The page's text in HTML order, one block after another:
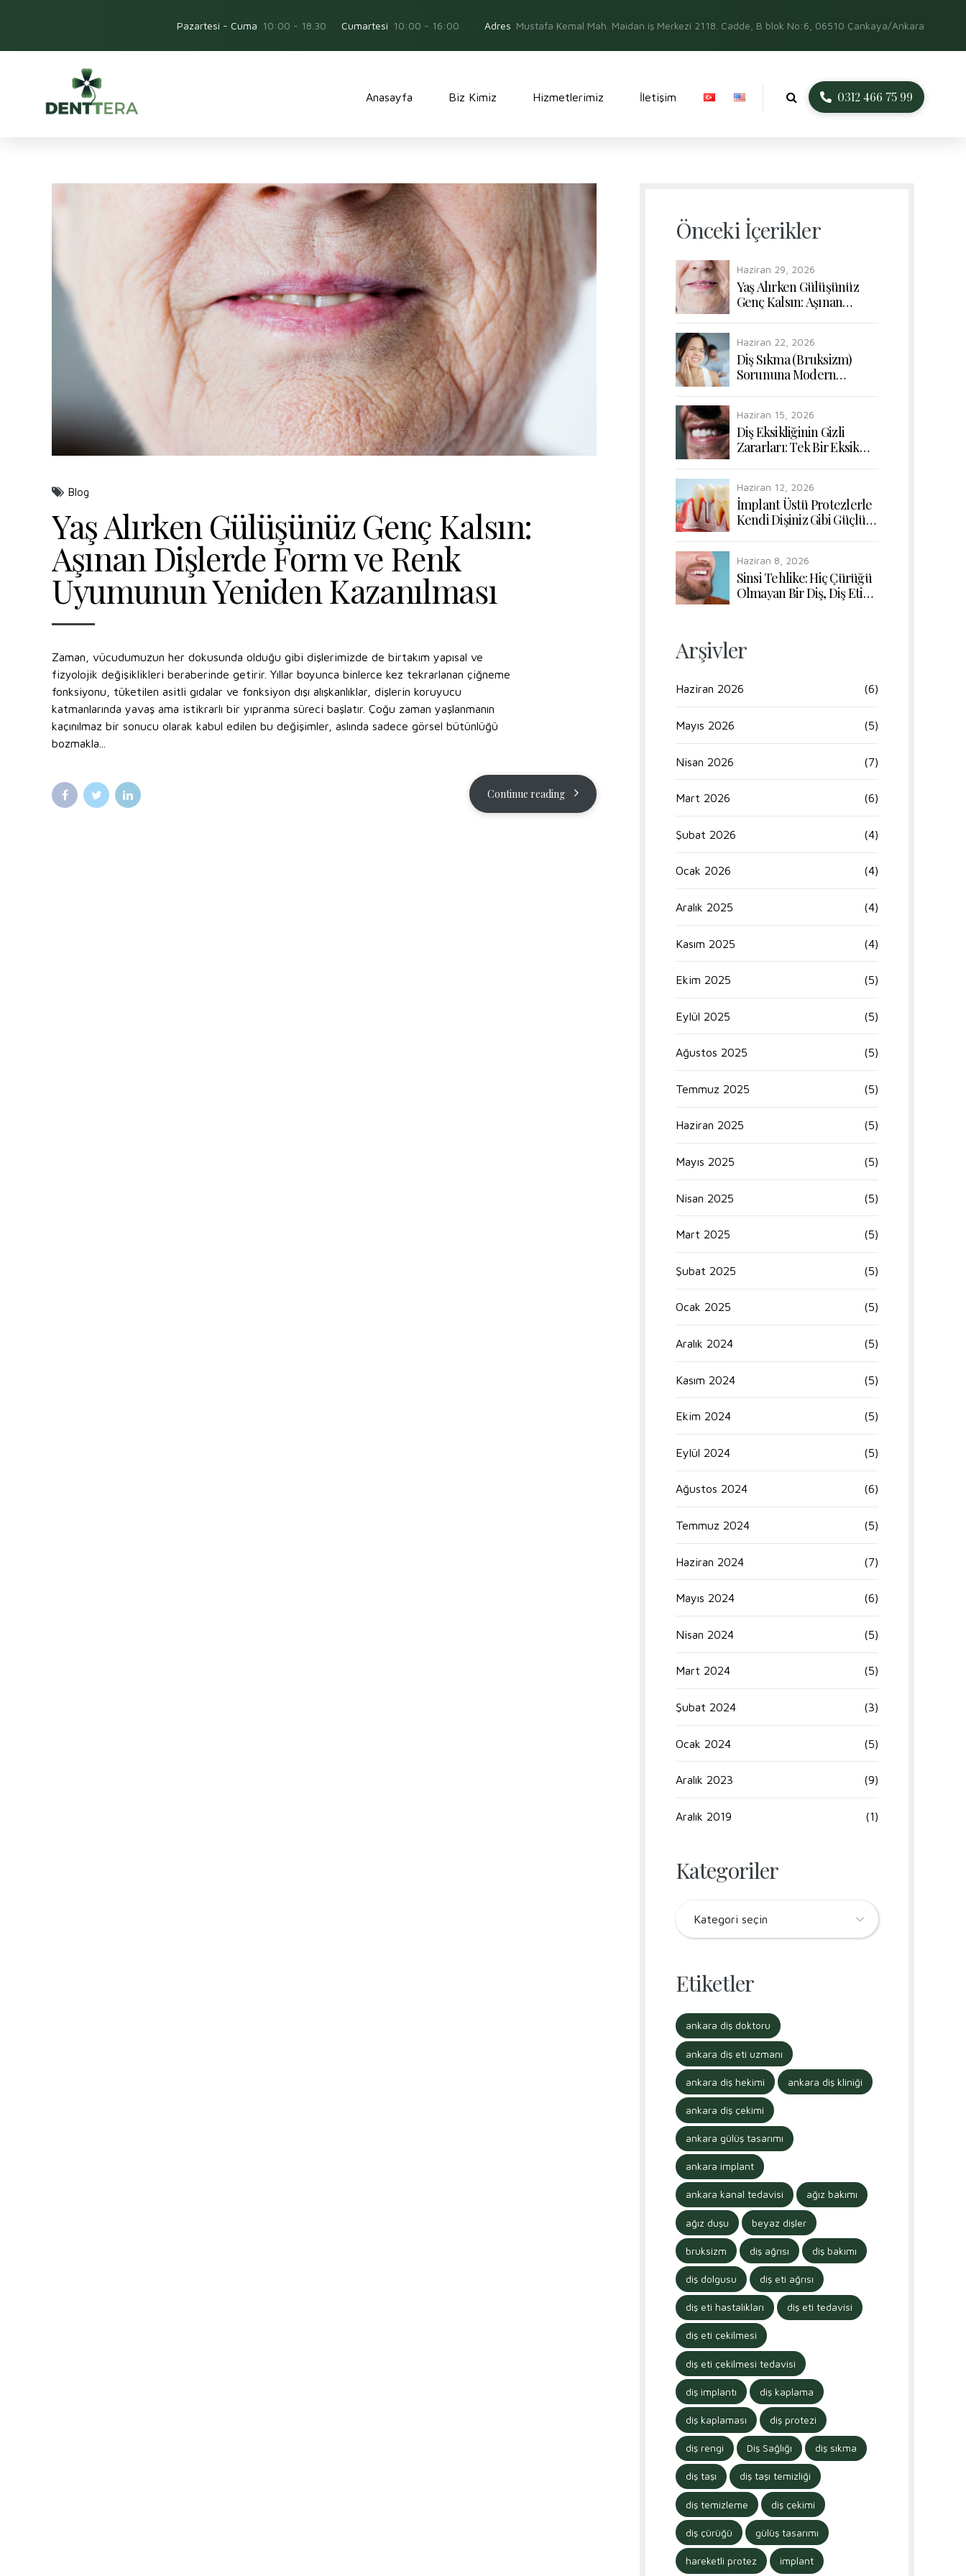
Pazartesi - Cuma 10:00 - 18.30 Cumartesi 10:00 - 16:00 Adres Mustafa Kemal Mah. Maidan iş Merkezi 2118. Cadde, B blok No:6, 06510 Çankaya/Ankara
0312 466 75 99
Anasayfa Biz Kimiz Hizmetlerimiz İletişim
Blog
Yaş Alırken Gülüşünüz Genç Kalsın:
Aşınan Dişlerde Form ve Renk
Uyumunun Yeniden Kazanılması
Zaman, vücudumuzun her dokusunda olduğu gibi dişlerimizde de birtakım yapısal ve
fizyolojik değişiklikleri beraberinde getirir. Yıllar boyunca binlerce kez tekrarlanan çiğneme
fonksiyonu, tüketilen asitli gıdalar ve fonksiyon dışı alışkanlıklar, dişlerin koruyucu
katmanlarında yavaş ama istikrarlı bir yıpranma süreci başlatır. Çoğu zaman yaşlanmanın
kaçınılmaz bir sonucu olarak kabul edilen bu değişimler, aslında sadece görsel bütünlüğü
bozmakla...
Continue reading
Önceki İçerikler
Haziran 29, 2026
Yaş Alırken Gülüşünüz
Genç Kalsın: Aşınan
Kazanılması
Haziran 22, 2026
Diş Sıkma (Bruksizm)
Sorununa Modern
Haziran 15, 2026
Diş Eksikliğinin Gizli
Zararları: Tek Bir Eksik
Haziran 12, 2026
İmplant Üstü Protezlerle
Kendi Dişiniz Gibi Güçlü
Haziran 8, 2026
Sinsi Tehlike: Hiç Çürüğü
Olmayan Bir Diş, Diş Eti
Arşivler
Haziran 2026 (6)
Mayıs 2026 (5)
Nisan 2026 (7)
Mart 2026 (6)
Şubat 2026 (4)
Ocak 2026 (4)
Aralık 2025 (4)
Kasım 2025 (4)
Ekim 2025 (5)
Eylül 2025 (5)
Ağustos 2025 (5)
Temmuz 2025 (5)
Haziran 2025 (5)
Mayıs 2025 (5)
Nisan 2025 (5)
Mart 2025 (5)
Şubat 2025 (5)
Ocak 2025 (5)
Aralık 2024 (5)
Kasım 2024 (5)
Ekim 2024 (5)
Eylül 2024 (5)
Ağustos 2024 (6)
Temmuz 2024 (5)
Haziran 2024 (7)
Mayıs 2024 (6)
Nisan 2024 (5)
Mart 2024 (5)
Şubat 2024 (3)
Ocak 2024 (5)
Aralık 2023 (9)
Aralık 2019 (1)
Kategoriler
Kategori seçin
Etiketler
ankara diş doktoru
ankara diş eti uzmanı
ankara diş hekimi ankara diş kliniği
ankara diş çekimi
ankara gülüş tasarımı
ankara implant
ankara kanal tedavisi ağız bakımı
ağız duşu beyaz dişler
bruksizm diş ağrısı diş bakımı
diş dolgusu diş eti ağrısı
diş eti hastalıkları diş eti tedavisi
diş eti çekilmesi
diş eti çekilmesi tedavisi
diş implantı diş kaplama
diş kaplaması diş protezi
diş rengi Diş Sağlığı diş sıkma
diş taşı diş taşı temizliği
diş temizleme diş çekimi
diş çürüğü gülüş tasarımı
hareketli protez implant